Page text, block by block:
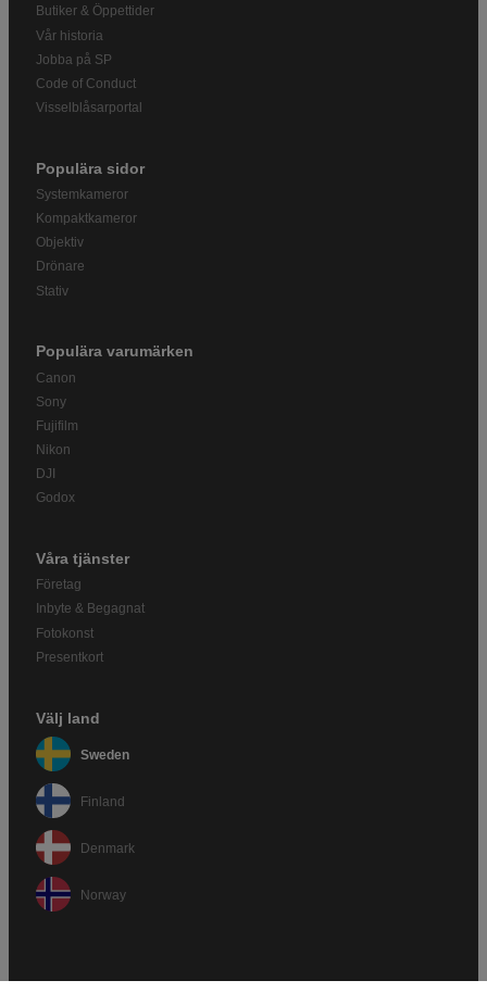
Butiker & Öppettider
Vår historia
Jobba på SP
Code of Conduct
Visselblåsarportal
Populära sidor
Systemkameror
Kompaktkameror
Objektiv
Drönare
Stativ
Populära varumärken
Canon
Sony
Fujifilm
Nikon
DJI
Godox
Våra tjänster
Företag
Inbyte & Begagnat
Fotokonst
Presentkort
Välj land
Sweden
Finland
Denmark
Norway